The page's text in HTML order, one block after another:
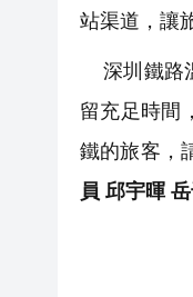
站渠道，讓
深圳鐵路
留充足時間
鐵的旅客，
員 邱宇暉 岳